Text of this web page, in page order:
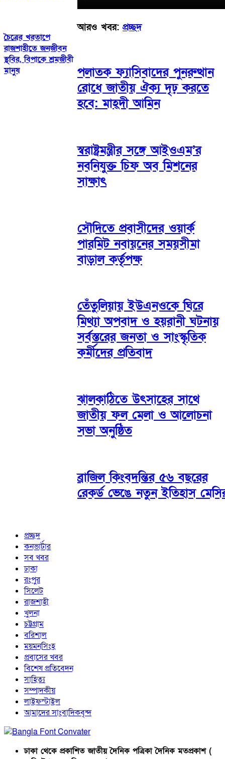
চৈত্রের খরতাপে
রাজশাহীতে জনজীবন
স্থবির, বিপাকে শ্রমজীবী
মানুষ
আরও খবর: প্রচ্ছদ
পলাতক ফ্যাসিবাদের পুনরুত্থান
রোধে জাতীয় ঐক্য দৃঢ় করতে
হবে: মাহ্দী আমিন
স্বরাষ্ট্রমন্ত্রীর সঙ্গে আইওএম’র
নবনিযুক্ত চিফ অব মিশনের
সাক্ষাৎ
সৌদিতে প্রবাসীদের ওয়ার্ক
পারমিট নবায়নের সময়সীমা
বাড়াল কর্তৃপক্ষ
তেঁতুলিয়ায় ইউএনওকে ঘিরে
মিথ্যা অপবাদ ও হয়রানী ঘটনায়
সর্বস্তরের জনতা ও সাংস্কৃতিক
কর্মীদের প্রতিবাদ
ঝালকাঠিতে উৎসাহের সাথে
জাতীয় ফল মেলা ও আলোচনা
সভা অনুষ্ঠিত
ব্রাজিল কিংবদন্তির ৫৬ বছরের
রেকর্ড ভেঙে নতুন ইতিহাস
প্রচ্ছদ
কনভার্টার
সব খবর
ঢাকা
রংপুর
সিলেট
রাজশাহী
খুলনা
চট্টগ্রাম
বরিশাল
ময়মনসিংহ
প্রবাসের খবর
বিশেষ প্রতিবেদন
সাহিত্য
সম্পাদকীয়
লাইফস্টাইল
আমাদের সাংবাদিকবৃন্দ
ঢাকা থেকে প্রকাশিত জাতীয় দৈনিক পত্রিকা দৈনিক মতপ্রকাশ (